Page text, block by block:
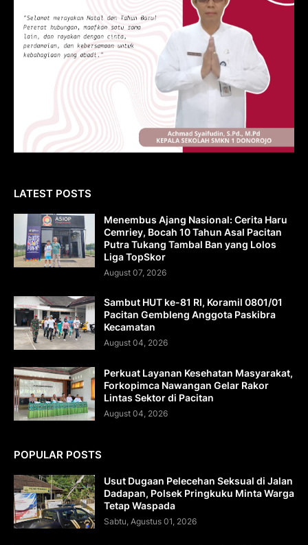
LATEST POSTS
Menembus Ajang Nasional: Cerita Haru
Cemriey, Bocah 10 Tahun Asal Pacitan
Putra Tukang Tambal Ban yang Lolos
Liga TopSkor
August 07, 2026
Sambut HUT ke-81 RI, Koramil 0801/01
Pacitan Gembleng Anggota Paskibra
Kecamatan
August 04, 2026
Perkuat Layanan Kesehatan Masyarakat,
Forkopimca Nawangan Gelar Rakor
Lintas Sektor di Pacitan
August 04, 2026
POPULAR POSTS
Usut Dugaan Pelecehan Seksual di Jalan
Dadapan, Polsek Pringkuku Minta Warga
Tetap Waspada
Sabtu, Agustus 01, 2026